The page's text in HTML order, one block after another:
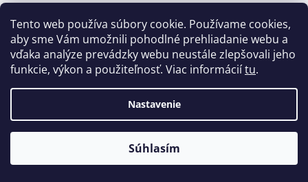
Tento web používa súbory cookie. Používame cookies,
aby sme Vám umožnili pohodlné prehliadanie webu a
vďaka analýze prevádzky webu neustále zlepšovali jeho
funkcie, výkon a použiteľnosť. Viac informáciítu.
Nastavenie
Súhlasím
Jednotková
cena:
€74,40 / 1 kg
Do košíka
Akcia